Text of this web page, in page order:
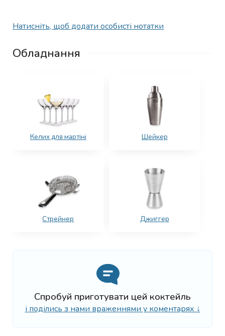
Натисніть, щоб додати особисті нотатки
Обладнання
Келих для мартіні Шейкер
Стрейнер Джиггер
Спробуй приготувати цей коктейль
і поділись з нами враженнями у коментарях ↓